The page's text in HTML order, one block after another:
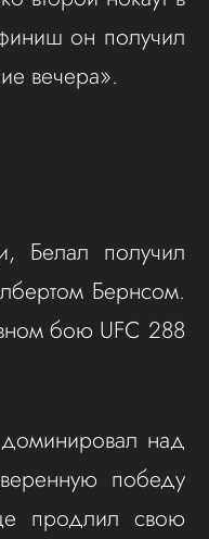
он получил
вечера».
Белал получил
Бернсом.
бою UFC 288
над
победу
продлил свою